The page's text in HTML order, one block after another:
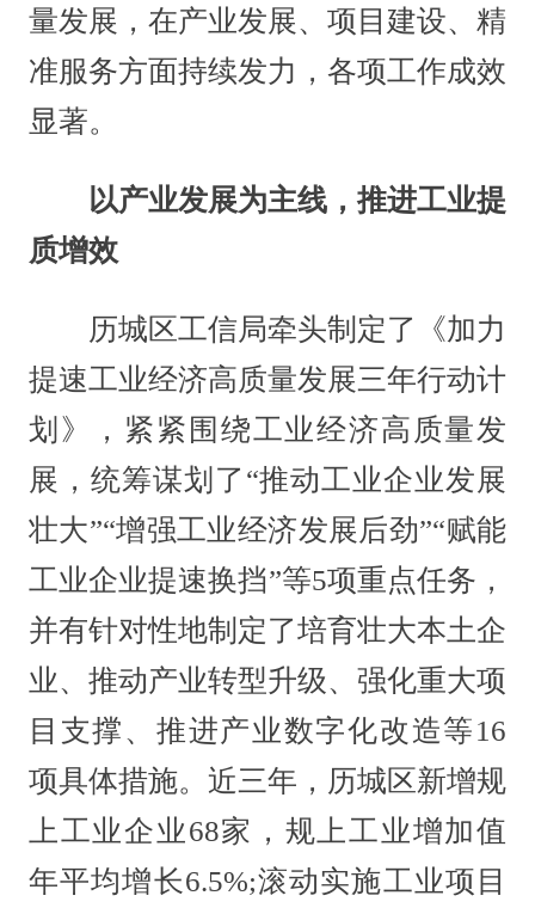
量发展，在产业发展、项目建设、精
准服务方面持续发力，各项工作成效
显著。
以产业发展为主线，推进工业提
质增效
历城区工信局牵头制定了《加力
提速工业经济高质量发展三年行动计
划》，紧紧围绕工业经济高质量发
展，统筹谋划了“推动工业企业发展
壮大”“增强工业经济发展后劲”“赋能
工业企业提速换挡”等5项重点任务，
并有针对性地制定了培育壮大本土企
业、推动产业转型升级、强化重大项
目支撑、推进产业数字化改造等16
项具体措施。近三年，历城区新增规
上工业企业68家，规上工业增加值
年平均增长6.5%;滚动实施工业项目